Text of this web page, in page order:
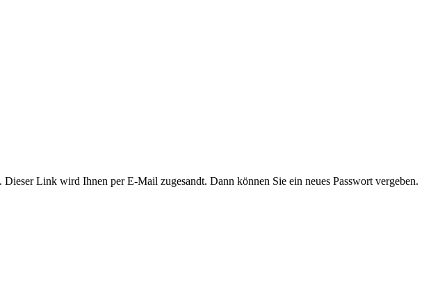
Link wird Ihnen per E-Mail zugesandt. Dann können Sie ein neues Passwort vergeben.